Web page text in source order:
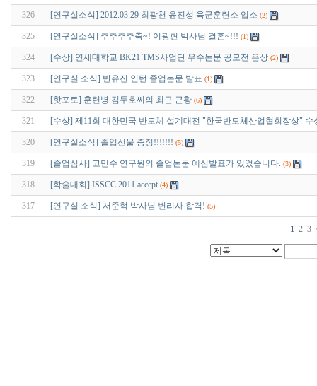
326 [연구실소식] 2012.03.29 최광천 윤진성 육군훈련소 입소 (2)
325 [연구실소식] 추추추추축~! 이광현 박사님 결혼~!!! (1)
324 [수상] 연세대학교 BK21 TMS사업단 우수논문 공모전 은상 (2)
323 [연구실 소식] 반유진 인턴 졸업논문 발표 (1)
322 [핫포토] 훈련병 김두호씨의 최근 근황 (6)
321 [수상] 제11회 대한민국 반도체 설계대전 "한국반도체산업협회장상" 수
320 [연구실소식] 졸업선물 증정!!!!!!! (5)
319 [졸업심사] 고민수 연구원의 졸업논문 예심발표가 있었습니다. (3)
318 [학술대회] ISSCC 2011 accept (4)
317 [연구실 소식] 서준혁 박사님 변리사 합격! (5)
1 2 3